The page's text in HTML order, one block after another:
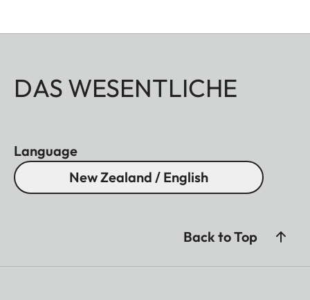
DAS WESENTLICHE
Language
New Zealand / English
Back to Top